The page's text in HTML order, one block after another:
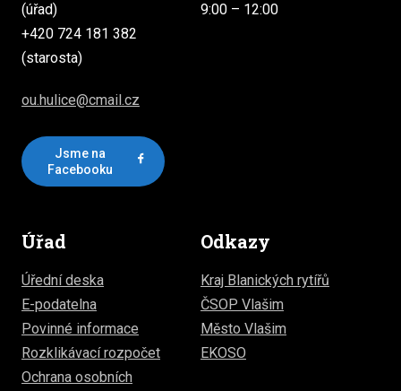
(úřad)
+420 724 181 382
(starosta)
ou.hulice@cmail.cz
Jsme na
Facebooku
9:00 – 12:00
Úřad
Úřední deska
E-podatelna
Povinné informace
Rozklikávací rozpočet
Ochrana osobních
Odkazy
Kraj Blanických rytířů
ČSOP Vlašim
Město Vlašim
EKOSO